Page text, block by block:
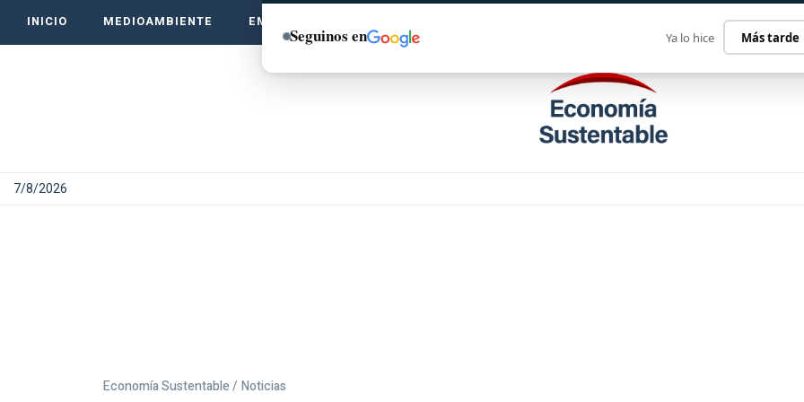
INICIO MEDIOAMBIENTE EMPRENDE VERDE
7/8/2026
Economía Sustentable / Noticias
Seguinos en Ya lo hice Más tarde